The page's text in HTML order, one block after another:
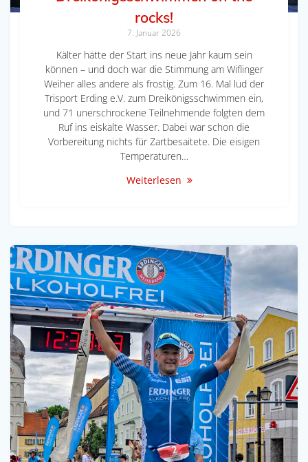
rocks!
7. Januar 2026
Kälter hätte der Start ins neue Jahr kaum sein
können – und doch war die Stimmung am Wiflinger
Weiher alles andere als frostig. Zum 16. Mal lud der
Trisport Erding e.V. zum Dreikönigsschwimmen ein,
und 71 unerschrockene Teilnehmende folgten dem
Ruf ins eiskalte Wasser. Dabei war schon die
Vorbereitung nichts für Zartbesaitete. Die eisigen
Temperaturen…
Weiterlesen